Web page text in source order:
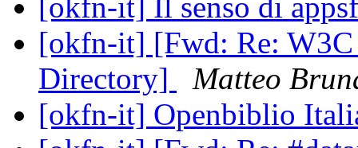
[okfn-it] Il senso di
[okfn-it] [Fwd: Re:
Directory]
Matteo
[okfn-it] Openbiblio